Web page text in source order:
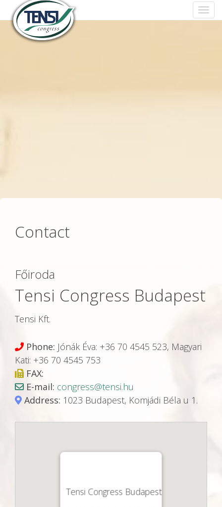
Contact
Főiroda
Tensi Congress Budapest
Tensi Kft.
Phone: Jónák Éva: +36 70 4545 523, Magyari
Kati: +36 70 4545 753
FAX:
E-mail: congress@tensi.hu
Address: 1023 Budapest, Komjádi Béla u 1.
Tensi Congress Budapest